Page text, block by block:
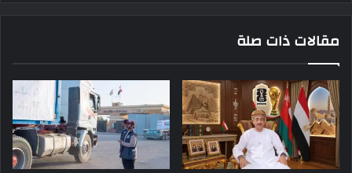
مقالات ذات صلة